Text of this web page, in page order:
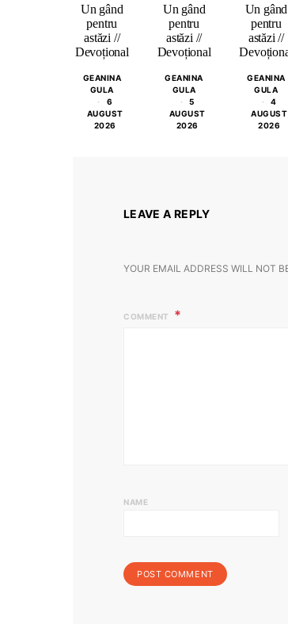
Un gând
pentru
astăzi //
Devoțional
GEANINA
GULA
6
AUGUST
2026
Un gând
pentru
astăzi //
Devoțional
GEANINA
GULA
5
AUGUST
2026
Un gând
pentru
astăzi //
GEANINA
GULA
4
AUGUST
2026
LEAVE A REPLY
YOUR EMAIL ADDRESS WILL NOT
COMMENT
NAME